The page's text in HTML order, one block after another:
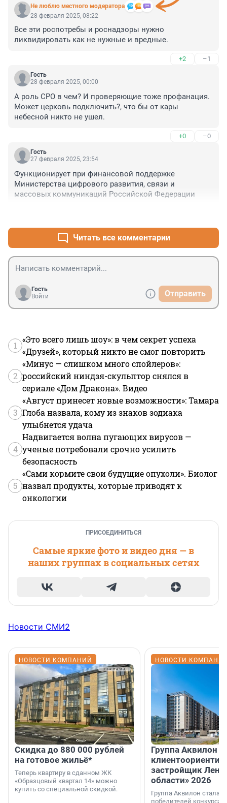
Не люблю местного модератора
28 февраля 2025, 08:22
Все эти роспотребы и роснадзоры нужно
ликвидировать как не нужные и вредные.
+2 –1
Гость
28 февраля 2025, 00:00
А роль СРО в чем? И проверяющие тоже профанация.
Может церковь подключить?, что бы от кары
небесной никто не ушел.
+0 –0
Гость
27 февраля 2025, 23:54
Функционирует при финансовой поддержке
Министерства цифрового развития, связи и
массовых коммуникаций Российской Федерации
Читать все комментарии
Гость
Войти
Отправить
1
«Это всего лишь шоу»: в чем секрет успеха
«Друзей», который никто не смог повторить
2
«Минус — слишком много спойлеров»:
российский ниндзя-скульптор снялся в
сериале «Дом Дракона». Видео
3
«Август принесет новые возможности»: Тамара
Глоба назвала, кому из знаков зодиака
улыбнется удача
4
Надвигается волна пугающих вирусов —
ученые потребовали срочно усилить
безопасность
5
«Сами кормите свои будущие опухоли». Биолог
назвал продукты, которые приводят к
онкологии
ПРИСОЕДИНИТЬСЯ
Самые яркие фото и видео дня — в
наших группах в социальных сетях
Новости СМИ2
НОВОСТИ КОМПАНИЙ
Скидка до 880 000 рублей
на готовое жильё*
Теперь квартиру в сданном ЖК
«Образцовый квартал 14» можно
купить со специальной скидкой.
НОВОСТИ
Группа Аквилон
застройщик
области» 2026
Группа Аквилон стала
победителей конкурса